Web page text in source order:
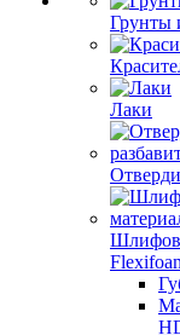
Грунты
Лаки